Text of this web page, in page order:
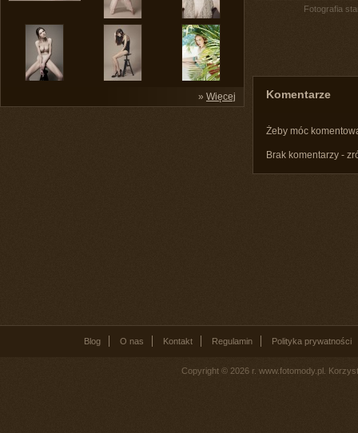
» Więcej
Fotografia
Komentarze
Żeby móc
Brak komentarzy -
Blog O nas Kontakt Regulamin Polityka prywatności
Copyright © 2026 r. www.fotomody.pl.